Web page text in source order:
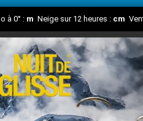
à 0° : m Neige sur 12 heures : cm